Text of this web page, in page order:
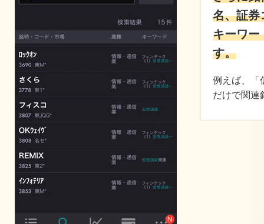
名、証券
キーワー
す。
例えば、「
だけで関連